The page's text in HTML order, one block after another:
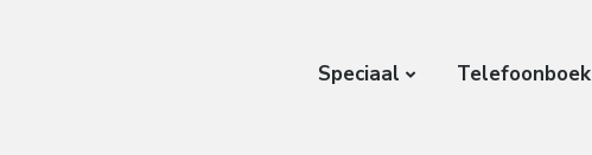
Speciaal Telefoonboek